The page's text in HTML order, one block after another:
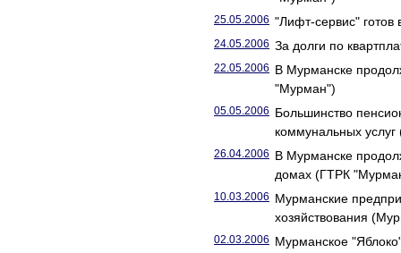
25.05.2006 "Лифт-сервис"
24.05.2006 За долги по
22.05.2006 В Мурманске
"Мурман")
05.05.2006 Большинство
коммунальных
26.04.2006 В Мурманске
домах (ГТРК
10.03.2006 Мурманские
хозяйствования
02.03.2006 Мурманское